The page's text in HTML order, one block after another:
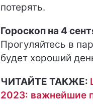
потерять.
Гороскоп на 4
Прогуляйтесь в
будет хороший
ЧИТАЙТЕ ТАКЖЕ:
2023: важнейшие